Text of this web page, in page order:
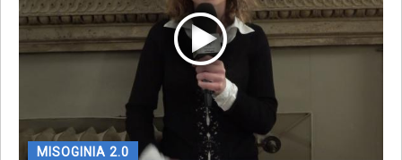
MISOGINIA 2.0